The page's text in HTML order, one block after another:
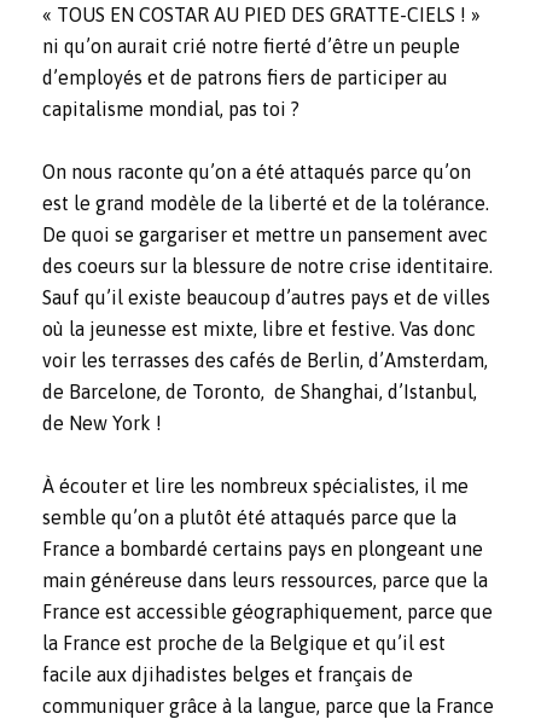
« TOUS EN COSTAR AU PIED DES GRATTE-CIELS ! »
ni qu’on aurait crié notre fierté d’être un peuple
d’employés et de patrons fiers de participer au
capitalisme mondial, pas toi ?
On nous raconte qu’on a été attaqués parce qu’on
est le grand modèle de la liberté et de la tolérance.
De quoi se gargariser et mettre un pansement avec
des coeurs sur la blessure de notre crise identitaire.
Sauf qu’il existe beaucoup d’autres pays et de villes
où la jeunesse est mixte, libre et festive. Vas donc
voir les terrasses des cafés de Berlin, d’Amsterdam,
de Barcelone, de Toronto, de Shanghai, d’Istanbul,
de New York !
À écouter et lire les nombreux spécialistes, il me
semble qu’on a plutôt été attaqués parce que la
France a bombardé certains pays en plongeant une
main généreuse dans leurs ressources, parce que la
France est accessible géographiquement, parce que
la France est proche de la Belgique et qu’il est
facile aux djihadistes belges et français de
communiquer grâce à la langue, parce que la France